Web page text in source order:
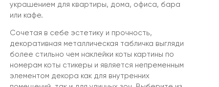
украшением для квартиры, дома, офиса, бара
или кафе.
Сочетая в себе эстетику и прочность,
декоративная металлическая табличка выгляди
более стильно чем наклейки коты картины по
номерам коты стикеры и является непременным
элементом декора как для внутренних